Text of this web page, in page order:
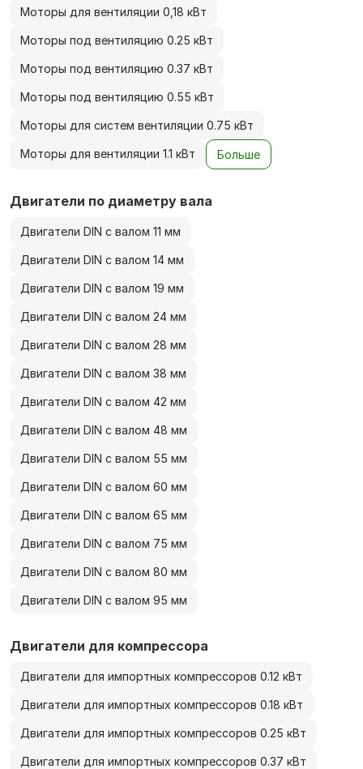
Моторы для вентиляции 0,18 кВт
Моторы под вентиляцию 0.25 кВт
Моторы под вентиляцию 0.37 кВт
Моторы под вентиляцию 0.55 кВт
Моторы для систем вентиляции 0.75 кВт
Моторы для вентиляции 1.1 кВт Больше
Двигатели по диаметру вала
Двигатели DIN с валом 11 мм
Двигатели DIN с валом 14 мм
Двигатели DIN с валом 19 мм
Двигатели DIN с валом 24 мм
Двигатели DIN с валом 28 мм
Двигатели DIN с валом 38 мм
Двигатели DIN с валом 42 мм
Двигатели DIN с валом 48 мм
Двигатели DIN с валом 55 мм
Двигатели DIN с валом 60 мм
Двигатели DIN с валом 65 мм
Двигатели DIN с валом 75 мм
Двигатели DIN с валом 80 мм
Двигатели DIN с валом 95 мм
Двигатели для компрессора
Двигатели для импортных компрессоров 0.12 кВт
Двигатели для импортных компрессоров 0.18 кВт
Двигатели для импортных компрессоров 0.25 кВт
Двигатели для импортных компрессоров 0.37 кВт